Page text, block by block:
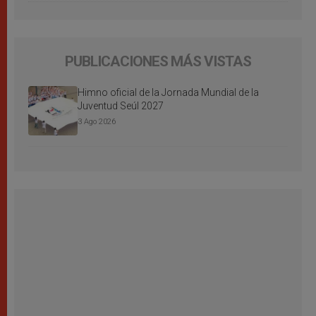
PUBLICACIONES MÁS VISTAS
Himno oficial de la Jornada Mundial de la
Juventud Seúl 2027
3 Ago 2026